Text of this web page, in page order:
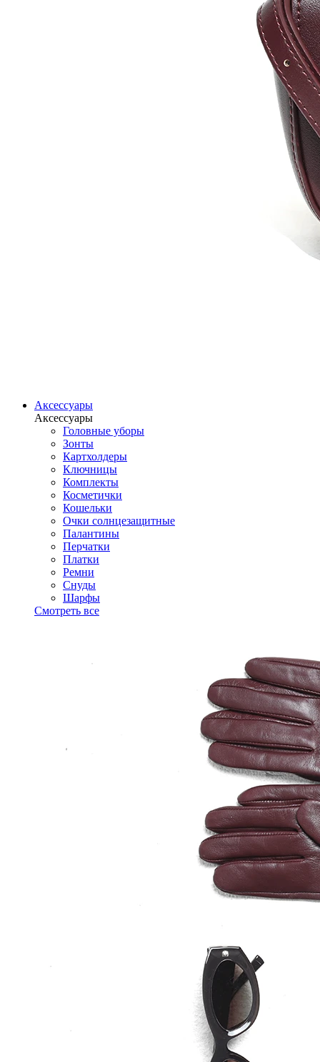
Аксессуары
Аксессуары
Головные уборы
Зонты
Картхолдеры
Ключницы
Комплекты
Косметички
Кошельки
Очки солнцезащитные
Палантины
Перчатки
Платки
Ремни
Снуды
Шарфы
Смотреть все